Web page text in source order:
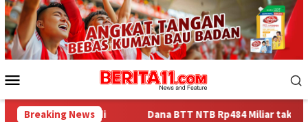
Loncat
ke
konten
Mobile
Breaking News
Dana BTT NTB Rp484 Miliar tak Muncul dalam LHP BPK,